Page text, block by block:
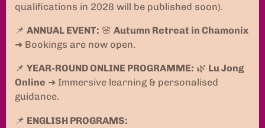
qualifications in 2028 will be published soon).
📌 ANNUAL EVENT: 🌸 Autumn Retreat in Chamonix
➜ Bookings are now open.
📌 YEAR-ROUND ONLINE PROGRAMME: 🌿 Lu Jong
Online ➜ Immersive learning & personalised
guidance.
📌 ENGLISH PROGRAMS: